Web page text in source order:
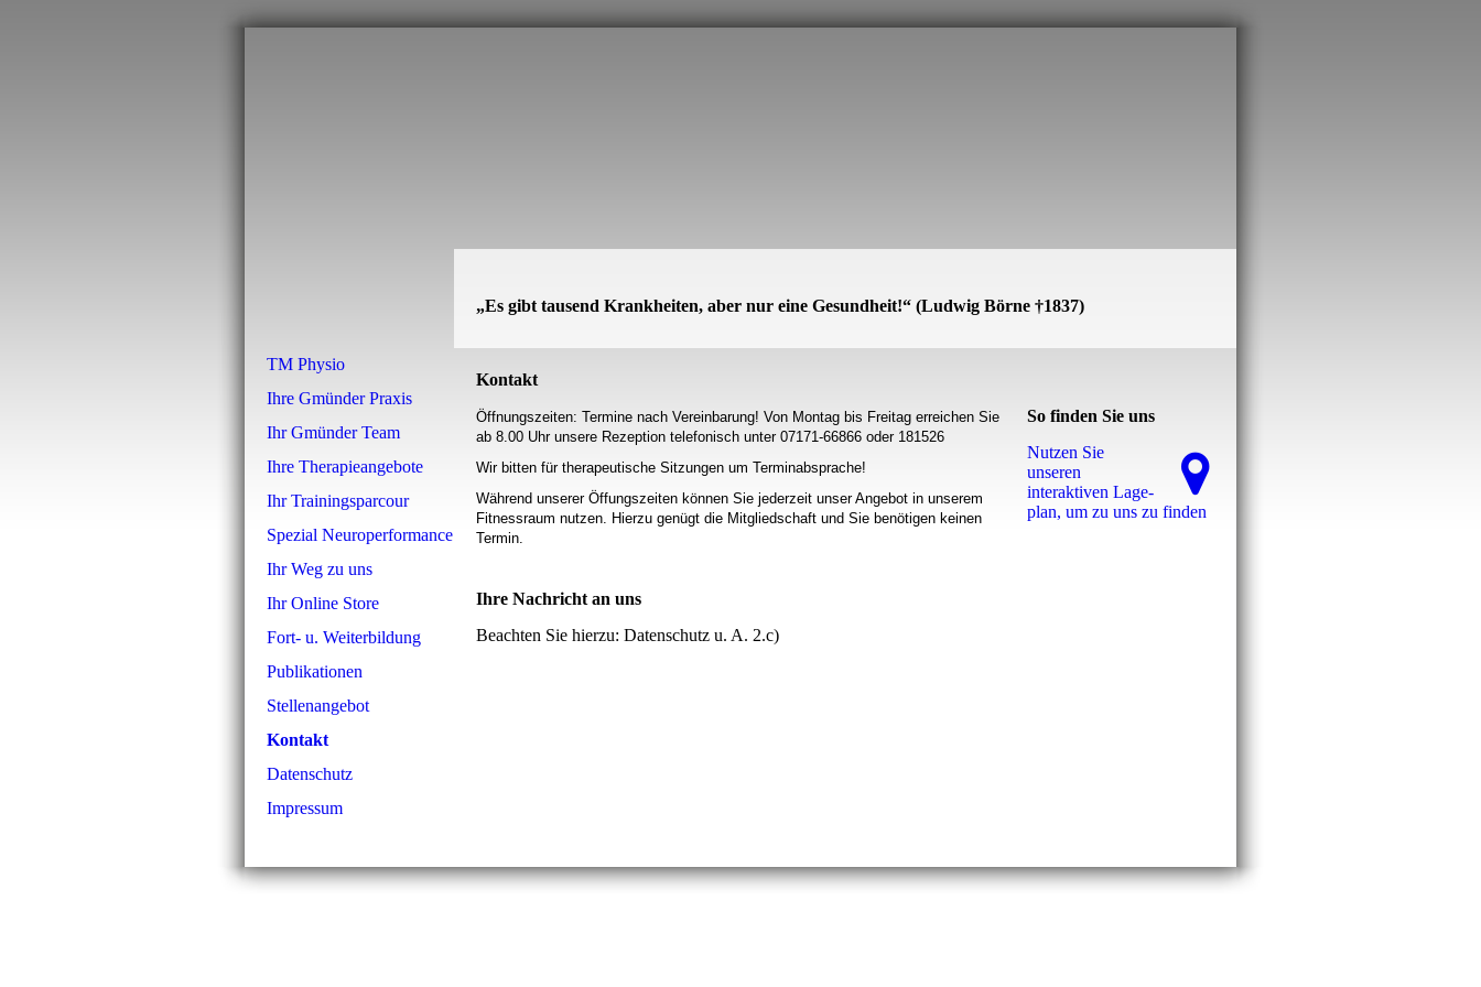
„Es gibt tausend Krankheiten, aber nur eine Gesundheit!“ (Ludwig Börne †1837)
TM Physio
Ihre Gmünder Praxis
Ihr Gmünder Team
Ihre Therapieangebote
Ihr Trainingsparcour
Spezial Neuroperformance
Ihr Weg zu uns
Ihr Online Store
Fort- u. Weiterbildung
Publikationen
Stellenangebot
Kontakt
Datenschutz
Impressum
Kontakt
Öffnungszeiten: Termine nach Vereinbarung! Von Montag bis Freitag erreichen Sie
ab 8.00 Uhrunsere Rezeption telefonisch unter 07171-66866 oder 181526
Wir bitten für therapeutische Sitzungen um Terminabsprache!
Während unserer Öffungszeiten können Sie jederzeit unser Angebot in unserem
Fitnessraum nutzen. Hierzu genügt die Mitgliedschaft und Sie benötigen keinen
Termin.
Ihre Nachricht an uns
Beachten Sie hierzu: Datenschutz u. A. 2.c)
So finden Sie uns
Nutzen Sie
unseren
interaktiven La­ge­
plan, um zu uns zu finden